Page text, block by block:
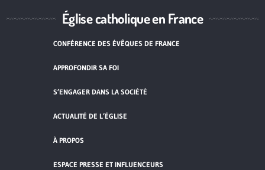
Église catholique en France
CONFÉRENCE DES ÉVÊQUES DE FRANCE
APPROFONDIR SA FOI
S’ENGAGER DANS LA SOCIÉTÉ
ACTUALITÉ DE L’ÉGLISE
À PROPOS
ESPACE PRESSE ET INFLUENCEURS